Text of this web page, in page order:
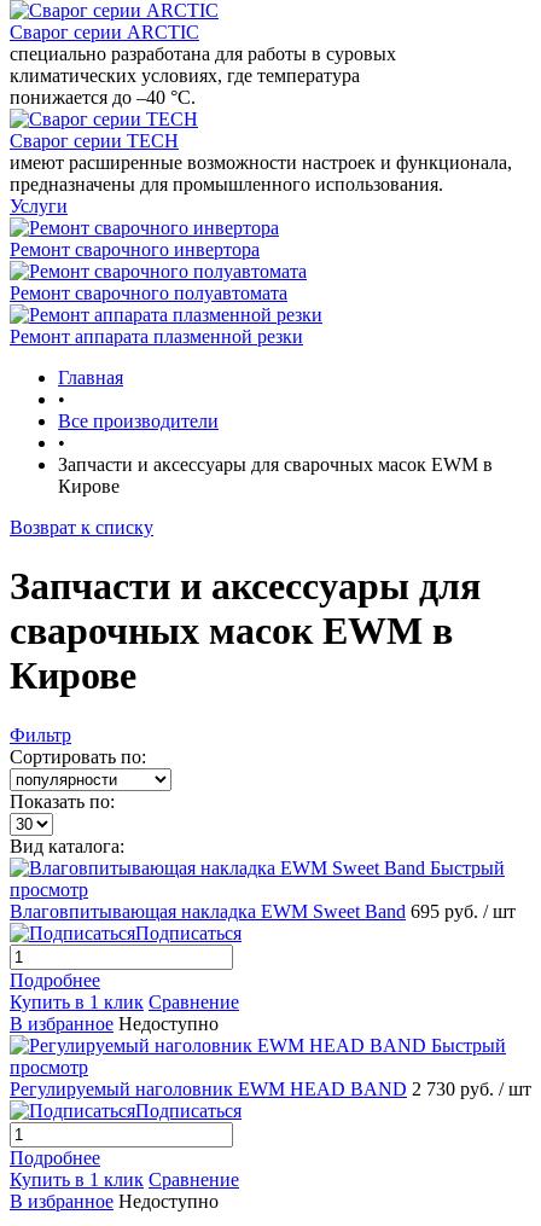
Сварог серии ARCTIC
специально разработана для работы в суровых
климатических условиях, где температура
понижается до –40 °С.
Сварог серии TECH
имеют расширенные возможности настроек и функционала,
предназначены для промышленного использования.
Услуги
Ремонт сварочного инвертора
Ремонт сварочного полуавтомата
Ремонт аппарата плазменной резки
Главная
•
Все производители
•
Запчасти и аксессуары для сварочных масок EWM в
Кирове
Возврат к списку
Запчасти и аксессуары для
сварочных масок EWM в
Кирове
Фильтр
Сортировать по:
Показать по:
Вид каталога:
Быстрый
просмотр
Влаговпитывающая накладка EWM Sweet Band 695 руб. / шт
Подписаться
Подробнее
Купить в 1 клик Сравнение
В избранное Недоступно
Быстрый
просмотр
Регулируемый наголовник EWM HEAD BAND 2 730 руб. / шт
Подписаться
Подробнее
Купить в 1 клик Сравнение
В избранное Недоступно